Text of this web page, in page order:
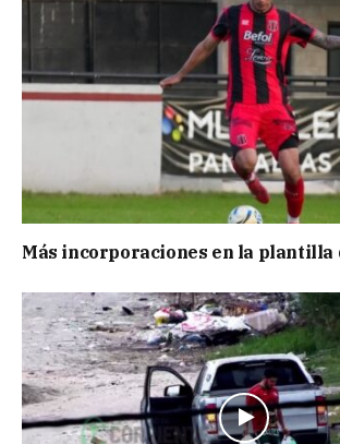
Más incorporaciones en la plantilla